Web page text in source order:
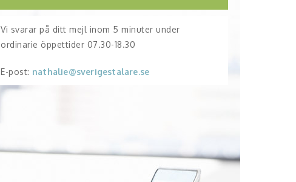
Vi svarar på ditt mejl inom 5 minuter under
ordinarie öppettider 07.30-18.30
E-post: nathalie@sverigestalare.se